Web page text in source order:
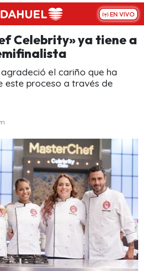
EN VIVO
Celebrity» ya tiene a
el cariño que ha
este proceso a través de